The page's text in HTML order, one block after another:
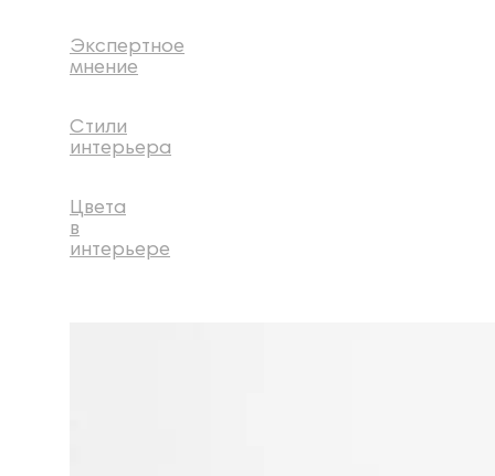
Экспертное
мнение
Стили
интерьера
Цвета
в
интерьере